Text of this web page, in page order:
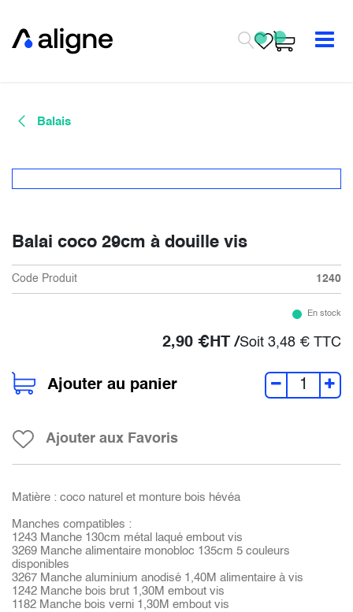
Balais
Balai coco 29cm à douille vis
Code Produit 1240
En stock
2,90 €HT /Soit 3,48 € TTC
Ajouter au panier
Ajouter aux Favoris
Matière : coco naturel et monture bois hévéa
Manches compatibles :
1243 Manche 130cm métal laqué embout vis
3269 Manche alimentaire monobloc 135cm 5 couleurs
disponibles
3267 Manche aluminium anodisé 1,40M alimentaire à vis
1242 Manche bois brut 1,30M embout vis
1182 Manche bois verni 1,30M embout vis